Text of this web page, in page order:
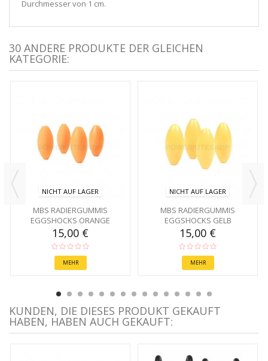
Durchmesser von 1 cm.
30 ANDERE PRODUKTE DER GLEICHEN
KATEGORIE:
NICHT AUF LAGER
MBS RADIERGUMMIS
EGGSHOCKS ORANGE
15,00 €
MEHR
NICHT AUF LAGER
MBS RADIERGUMMIS
EGGSHOCKS GELB
15,00 €
MEHR
KUNDEN, DIE DIESES PRODUKT GEKAUFT
HABEN, HABEN AUCH GEKAUFT: